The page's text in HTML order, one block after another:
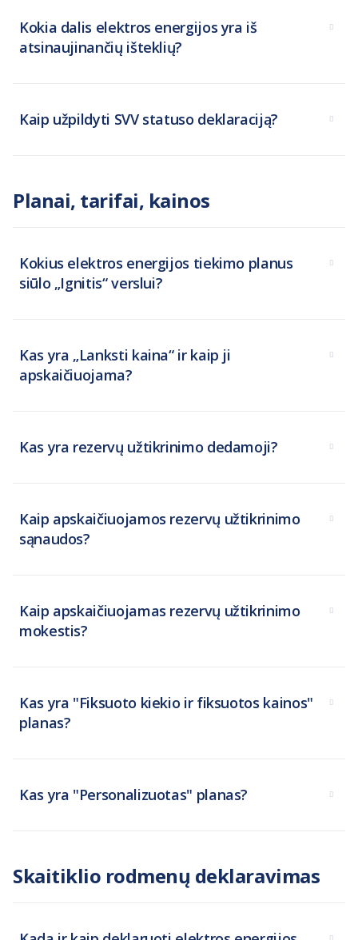
Kokia dalis elektros energijos yra iš
atsinaujinančių išteklių?
Kaip užpildyti SVV statuso deklaraciją?
Planai, tarifai, kainos
Kokius elektros energijos tiekimo planus
siūlo „Ignitis“ verslui?
Kas yra „Lanksti kaina“ ir kaip ji
apskaičiuojama?
Kas yra rezervų užtikrinimo dedamoji?
Kaip apskaičiuojamos rezervų užtikrinimo
sąnaudos?
Kaip apskaičiuojamas rezervų užtikrinimo
mokestis?
Kas yra "Fiksuoto kiekio ir fiksuotos kainos"
planas?
Kas yra "Personalizuotas" planas?
Skaitiklio rodmenų deklaravimas